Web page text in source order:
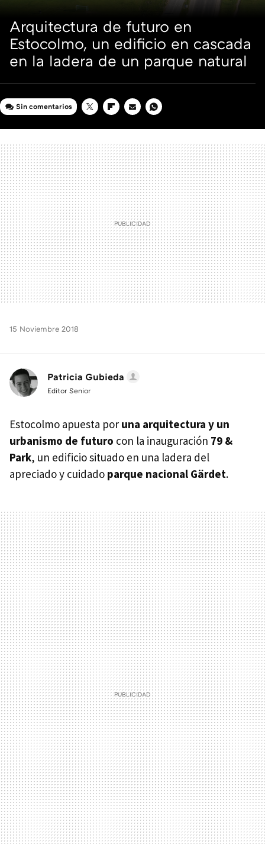
Arquitectura de futuro en
Estocolmo, un edificio en cascada
en la ladera de un parque natural
Sin comentarios
15 Noviembre 2018
Patricia Gubieda
Editor Senior
Estocolmo apuesta por una arquitectura y un
urbanismo de futuro con la inauguración 79 &
Park, un edificio situado en una ladera del
apreciado y cuidado parque nacional Gärdet.